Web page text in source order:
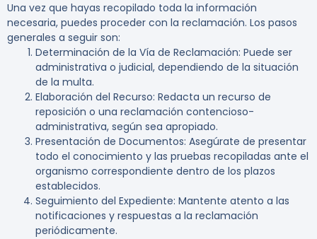
Una vez que hayas recopilado toda la información
necesaria, puedes proceder con la reclamación. Los pasos
generales a seguir son:
Determinación de la Vía de Reclamación: Puede ser
administrativa o judicial, dependiendo de la situación
de la multa.
Elaboración del Recurso: Redacta un recurso de
reposición o una reclamación contencioso-
administrativa, según sea apropiado.
Presentación de Documentos: Asegúrate de presentar
todo el conocimiento y las pruebas recopiladas ante el
organismo correspondiente dentro de los plazos
establecidos.
Seguimiento del Expediente: Mantente atento a las
notificaciones y respuestas a la reclamación
periódicamente.